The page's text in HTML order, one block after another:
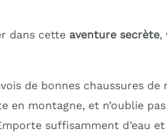
dans cette aventure secrète,
de bonnes chaussures de
en montagne, et n’oublie
suffisamment d’eau